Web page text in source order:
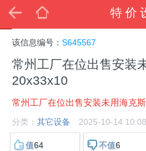
特价
该信息编号：S645567
常州工厂在位出售安装
20x33x10
常州工厂在位出售安装未用海克
分类：其它设备 2025-10-14
值64 不值6